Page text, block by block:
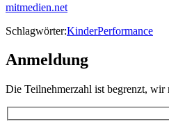
mitmedien.net
Schlagwörter:KinderPerformance
Anmeldung
Die Teilnehmerzahl ist begrenzt, wir